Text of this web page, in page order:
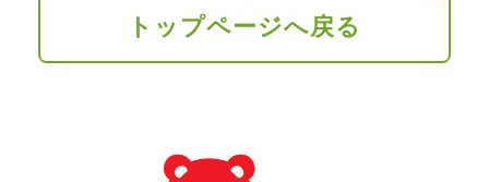
トップページへ戻る